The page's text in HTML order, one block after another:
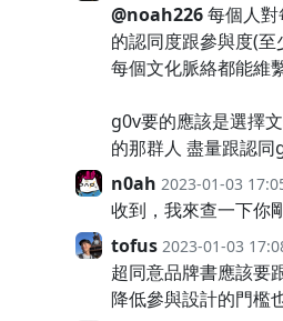
@noah226每個人
的認同度跟參與度(至
每個文化脈絡都能維
g0v要的應該是選擇
的那群人 盡量跟認
n0ah 2023-01-03
收到，我來查一下你
tofus 2023-01-03
超同意品牌書應該要
降低參與設計的門檻